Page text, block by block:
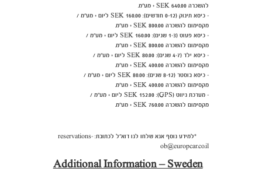
להשכרה 640.00 SEK + מע"מ.
- כיסא תינוק (0-12 חודשים): 160.00 SEK ליום + מע"מ /
מקסימום להשכרה 800.00 SEK + מע"מ.
- כיסא פעוט (1-3 שנים): 160.00 SEK ליום + מע"מ /
מקסימום להשכרה 800.00 SEK + מע"מ.
- כיסא ילד (4-7 שנים): 80.00 SEK ליום + מע"מ /
מקסימום להשכרה 400.00 SEK + מע"מ.
- כיסא בוסטר (8-12 שנים): 80.00 SEK ליום + מע"מ /
מקסימום להשכרה 400.00 SEK + מע"מ.
- מערכת ניווט (GPS): SEK 152.00 ליום + מע"מ /
מקסימום להשכרה 760.00 SEK + מע"מ.
*למידע נוסף אנא שלחו לנו דוא"ל לכתובת: reservations-
ob@europcar.co.il
Additional Information – Sweden